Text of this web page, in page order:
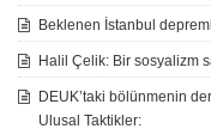
Beklenen İstanbul
Halil Çelik: Bir sosyalizm
DEUK’taki bölünmenin
Ulusal Taktikler: